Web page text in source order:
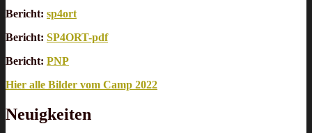
Bericht: sp4ort
Bericht: SP4ORT-pdf
Bericht: PNP
Hier alle Bilder vom Camp 2022
Neuigkeiten